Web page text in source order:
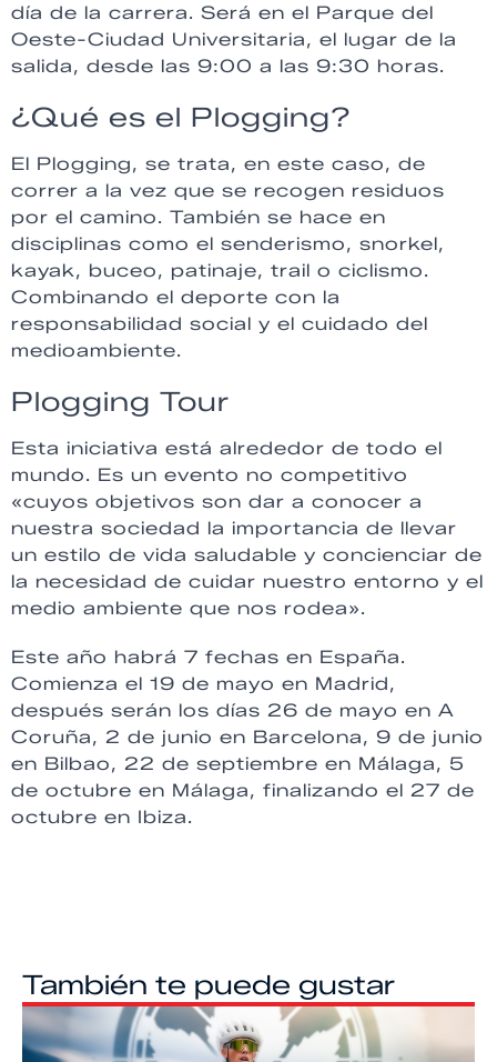
día de la carrera. Será en el Parque del
Oeste-Ciudad Universitaria, el lugar de la
salida, desde las 9:00 a las 9:30 horas.
¿Qué es el Plogging?
El Plogging, se trata, en este caso, de
correr a la vez que se recogen residuos
por el camino. También se hace en
disciplinas como el senderismo, snorkel,
kayak, buceo, patinaje, trail o ciclismo.
Combinando el deporte con la
responsabilidad social y el cuidado del
medioambiente.
Plogging Tour
Esta iniciativa está alrededor de todo el
mundo. Es un evento no competitivo
«cuyos objetivos son dar a conocer a
nuestra sociedad la importancia de llevar
un estilo de vida saludable y concienciar de
la necesidad de cuidar nuestro entorno y el
medio ambiente que nos rodea».
Este año habrá 7 fechas en España.
Comienza el 19 de mayo en Madrid,
después serán los días 26 de mayo en A
Coruña, 2 de junio en Barcelona, 9 de junio
en Bilbao, 22 de septiembre en Málaga, 5
de octubre en Málaga, finalizando el 27 de
octubre en Ibiza.
También te puede gustar